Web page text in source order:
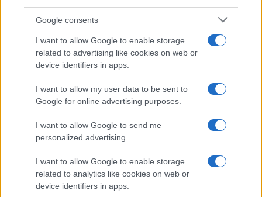
Google consents
I want to allow Google to enable storage
related to advertising like cookies on web or
device identifiers in apps.
I want to allow my user data to be sent to
Google for online advertising purposes.
I want to allow Google to send me
personalized advertising.
I want to allow Google to enable storage
related to analytics like cookies on web or
device identifiers in apps.
Los coches más buscados